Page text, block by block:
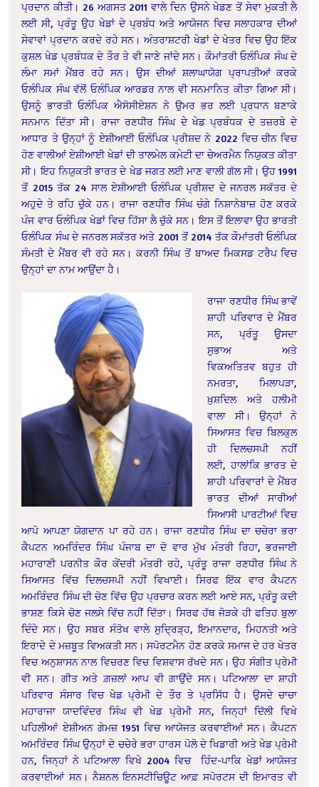
ਪ੍ਰਦਾਨ ਕੀਤੀ। 26 ਅਗਸਤ 2011 ਵਾਲੇ ਦਿਨ ਉਸਨੇ ਖੇਡਣ ਤੋਂ ਸੇਵਾ ਮੁਕਤੀ ਲੈ
ਲਈ ਸੀ, ਪ੍ਰੰਤੂ ਉਹ ਖੇਡਾਂ ਦੇ ਪ੍ਰਬੰਧ ਅਤੇ ਆਯੋਜਨ ਵਿਚ ਸਲਾਹਕਾਰ ਦੀਆਂ
ਸੇਵਾਵਾਂ ਪ੍ਰਦਾਨ ਕਰਦੇ ਰਹੇ ਸਨ। ਅੰਤਰਾਸ਼ਟਰੀ ਖੇਡਾਂ ਦੇ ਖੇਤਰ ਵਿਚ ਉਹ ਇੱਕ
ਕੁਸ਼ਲ ਖੇਡ ਪ੍ਰਬੰਧਕ ਦੇ ਤੌਰ ਤੇ ਵੀ ਜਾਣੇ ਜਾਂਦੇ ਸਨ। ਕੌਮਾਂਤਰੀ ਓਲੰਪਿਕ ਸੰਘ ਦੇ
ਲੰਮਾ ਸਮਾਂ ਮੈਂਬਰ ਰਹੇ ਸਨ। ਉਸ ਦੀਆਂ ਸ਼ਲਾਘਾਯੋਗ ਪ੍ਰਾਪਤੀਆਂ ਕਰਕੇ
ਓਲੰਪਿਕ ਸੰਘ ਵੱਲੋਂ ਓਲੰਪਿਕ ਆਰਡਰ ਨਾਲ ਵੀ ਸਨਮਾਨਿਤ ਕੀਤਾ ਗਿਆ ਸੀ।
ਉਸਨੂੰ ਭਾਰਤੀ ਓਲੰਪਿਕ ਐਸੋਸੀਏਸ਼ਨ ਨੇ ਉਮਰ ਭਰ ਲਈ ਪ੍ਰਧਾਨ ਬਣਾਕੇ
ਸਨਮਾਨ ਦਿੱਤਾ ਸੀ। ਰਾਜਾ ਰਣਧੀਰ ਸਿੰਘ ਦੇ ਖੇਡ ਪ੍ਰਬੰਧਕ ਦੇ ਤਜ਼ਰਬੇ ਦੇ
ਆਧਾਰ ਤੇ ਉਨ੍ਹਾਂ ਨੂੰ ਏਸ਼ੀਆਈ ਓਲੰਪਿਕ ਪ੍ਰੀਸ਼ਦ ਨੇ 2022 ਵਿਚ ਚੀਨ ਵਿਚ
ਹੋਣ ਵਾਲੀਆਂ ਏਸ਼ੀਆਈ ਖੇਡਾਂ ਦੀ ਤਾਲਮੇਲ ਕਮੇਟੀ ਦਾ ਚੇਅਰਮੈਨ ਨਿਯੁਕਤ ਕੀਤਾ
ਸੀ। ਇਹ ਨਿਯੁਕਤੀ ਭਾਰਤ ਦੇ ਖੇਡ ਜਗਤ ਲਈ ਮਾਣ ਵਾਲੀ ਗੱਲ ਸੀ। ਉਹ 1991
ਤੋਂ 2015 ਤੱਕ 24 ਸਾਲ ਏਸ਼ੀਆਈ ਓਲੰਪਿਕ ਪ੍ਰੀਸ਼ਦ ਦੇ ਜਨਰਲ ਸਕੱਤਰ ਦੇ
ਅਹੁਦੇ ਤੇ ਰਹਿ ਚੁੱਕੇ ਹਨ। ਰਾਜਾ ਰਣਧੀਰ ਸਿੰਘ ਚੰਗੇ ਨਿਸ਼ਾਨੇਬਾਜ਼ ਹੋਣ ਕਰਕੇ
ਪੰਜ ਵਾਰ ਓਲੰਪਿਕ ਖੇਡਾਂ ਵਿਚ ਹਿੱਸਾ ਲੈ ਚੁੱਕੇ ਸਨ। ਇਸ ਤੋਂ ਇਲਾਵਾ ਉਹ ਭਾਰਤੀ
ਓਲੰਪਿਕ ਸੰਘ ਦੇ ਜਨਰਲ ਸਕੱਤਰ ਅਤੇ 2001 ਤੋਂ 2014 ਤੱਕ ਕੌਮਾਂਤਰੀ ਓਲੰਪਿਕ
ਸੰਮਤੀ ਦੇ ਮੈਂਬਰ ਵੀ ਰਹੇ ਸਨ। ਕਰਨੀ ਸਿੰਘ ਤੋਂ ਬਾਅਦ ਮਿਕਸਡ ਟਰੈਪ ਵਿਚ
ਉਨ੍ਹਾਂ ਦਾ ਨਾਮ ਆਉਂਦਾ ਹੈ।
ਰਾਜਾ ਰਣਧੀਰ ਸਿੰਘ ਭਾਵੇਂ
ਸ਼ਾਹੀ ਪਰਿਵਾਰ ਦੇ ਮੈਂਬਰ
ਸਨ, ਪ੍ਰੰਤੂ ਉਸਦਾ
ਸੁਭਾਅ ਅਤੇ
ਵਿਕਅਤਿਤਵ ਬਹੁਤ ਹੀ
ਨਮਰਤਾ, ਮਿਲਾਪੜਾ,
ਖ਼ੁਸ਼ਦਿਲ ਅਤੇ ਹਲੀਮੀ
ਵਾਲਾ ਸੀ। ਉਨ੍ਹਾਂ ਨੇ
ਸਿਆਸਤ ਵਿਚ ਬਿਲਕੁਲ
ਹੀ ਦਿਲਚਸਪੀ ਨਹੀਂ
ਲਈ, ਹਾਲਾਂਕਿ ਭਾਰਤ ਦੇ
ਸ਼ਾਹੀ ਪਰਿਵਾਰਾਂ ਦੇ ਮੈਂਬਰ
ਭਾਰਤ ਦੀਆਂ ਸਾਰੀਆਂ
ਸਿਆਸੀ ਪਾਰਟੀਆਂ ਵਿਚ
ਆਪੋ ਆਪਣਾ ਯੋਗਦਾਨ ਪਾ ਰਹੇ ਹਨ। ਰਾਜਾ ਰਣਧੀਰ ਸਿੰਘ ਦਾ ਚਚੇਰਾ ਭਰਾ
ਕੈਪਟਨ ਅਮਰਿੰਦਰ ਸਿੰਘ ਪੰਜਾਬ ਦਾ ਦੋ ਵਾਰ ਮੁੱਖ ਮੰਤਰੀ ਰਿਹਾ, ਭਰਜਾਈ
ਮਹਾਰਾਣੀ ਪਰਨੀਤ ਕੌਰ ਕੇਂਦਰੀ ਮੰਤਰੀ ਰਹੇ, ਪ੍ਰੰਤੂ ਰਾਜਾ ਰਣਧੀਰ ਸਿੰਘ ਨੇ
ਸਿਆਸਤ ਵਿੱਚ ਦਿਲਚਸਪੀ ਨਹੀਂ ਵਿਖਾਈ। ਸਿਰਫ ਇੱਕ ਵਾਰ ਕੈਪਟਨ
ਅਮਰਿੰਦਰ ਸਿੰਘ ਦੀ ਚੋਣ ਵਿੱਚ ਉਹ ਪ੍ਰਚਾਰ ਕਰਨ ਲਈ ਆਏ ਸਨ, ਪ੍ਰੰਤੂ ਕਦੀ
ਭਾਸ਼ਣ ਕਿਸੇ ਚੋਣ ਜਲਸੇ ਵਿੱਚ ਨਹੀਂ ਦਿੱਤਾ। ਸਿਰਫ ਹੱਥ ਜੋੜਕੇ ਹੀ ਫਤਿਹ ਬੁਲਾ
ਦਿੰਦੇ ਸਨ। ਉਹ ਸਬਰ ਸੰਤੋਖ ਵਾਲੇ ਸੁਦ੍ਰਿੜ੍ਹ, ਇਮਾਨਦਾਰ, ਮਿਹਨਤੀ ਅਤੇ
ਇਰਾਦੇ ਦੇ ਮਜ਼ਬੂਤ ਵਿਅਕਤੀ ਸਨ। ਸਪੋਰਟਮੈਨ ਹੋਣ ਕਰਕੇ ਸਮਾਜ ਦੇ ਹਰ ਖੇਤਰ
ਵਿਚ ਅਨੁਸ਼ਾਸਨ ਨਾਲ ਵਿਚਰਣ ਵਿਚ ਵਿਸ਼ਵਾਸ ਰੱਖਦੇ ਸਨ। ਉਹ ਸੰਗੀਤ ਪ੍ਰੇਮੀ
ਵੀ ਸਨ। ਗੀਤ ਅਤੇ ਗ਼ਜ਼ਲਾਂ ਆਪ ਵੀ ਗਾਉਂਦੇ ਸਨ। ਪਟਿਆਲਾ ਦਾ ਸ਼ਾਹੀ
ਪਰਿਵਾਰ ਸੰਸਾਰ ਵਿਚ ਖੇਡ ਪ੍ਰੇਮੀ ਦੇ ਤੌਰ ਤੇ ਪ੍ਰਸਿੱਧ ਹੈ। ਉਸਦੇ ਚਾਚਾ
ਮਹਾਰਾਜਾ ਯਾਦਵਿੰਦਰ ਸਿੰਘ ਵੀ ਖੇਡ ਪ੍ਰੇਮੀ ਸਨ, ਜਿਨ੍ਹਾਂ ਦਿੱਲੀ ਵਿਖੇ
ਪਹਿਲੀਆਂ ਏਸ਼ੀਅਨ ਗੇਮਜ਼ 1951 ਵਿਚ ਆਯੋਜਤ ਕਰਵਾਈਆਂ ਸਨ। ਕੈਪਟਨ
ਅਮਰਿੰਦਰ ਸਿੰਘ ਉਨ੍ਹਾਂ ਦੇ ਚਚੇਰੇ ਭਰਾ ਹਾਰਸ ਪੋਲੋ ਦੇ ਖਿਡਾਰੀ ਅਤੇ ਖੇਡ ਪ੍ਰੇਮੀ
ਹਨ, ਜਿਨ੍ਹਾਂ ਨੇ ਪਟਿਆਲਾ ਵਿਖੇ 2004 ਵਿਚ ਹਿੰਦ-ਪਾਕਿ ਖੇਡਾਂ ਆਯੋਜਤ
ਕਰਵਾਈਆਂ ਸਨ। ਨੈਸ਼ਨਲ ਇਨਸਟੀਚਿਊਟ ਆਫ਼ ਸਪੋਰਟਸ ਦੀ ਇਮਾਰਤ ਵੀ